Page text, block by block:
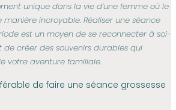
unique dans la vie d’une femme où le
incroyable. Réaliser une séance
est un moyen de se reconnecter à soi-
de créer des souvenirs durables qui
votre aventure familiale.
de faire une séance grossesse